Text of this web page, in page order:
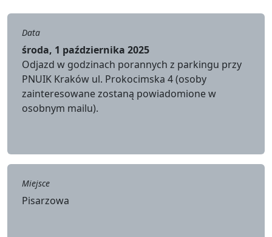
Data
środa, 1 października 2025
Odjazd w godzinach porannych z parkingu przy
PNUIK Kraków ul. Prokocimska 4 (osoby
zainteresowane zostaną powiadomione w
osobnym mailu).
Miejsce
Pisarzowa